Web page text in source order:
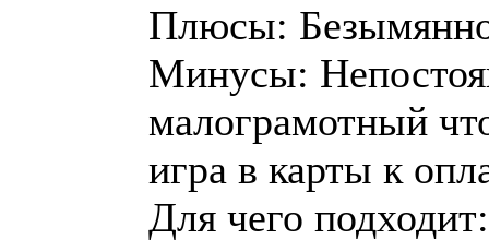
Плюсы:
Минусы:
малограмотный
игра в карты к
Для чего